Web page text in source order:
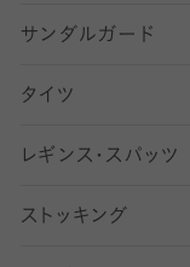
足袋ソックス・
無地・プレーン
柄ソックス・靴下
スニーカー（く
フットカバー・
フットカバー・
フットカバー・
サンダルガード
タイツ
30デニール以下
31〜40デニー
レギンス・スパッツ
柄レギンス
ストッキング